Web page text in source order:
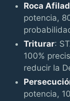
Roca
potencia,
Triturar:
100%
reducir la
potencia,